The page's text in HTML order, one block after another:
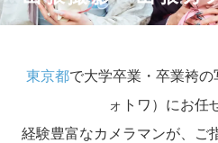
東京都で大学卒業・卒業袴
ォトワ）にお任
経験豊富なカメラマンが、ご